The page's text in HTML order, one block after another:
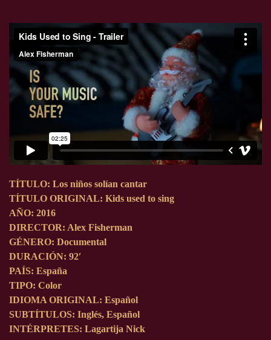
TÍTULO: Los niños solían cantar
TÍTULO ORIGINAL: Kids used to sing
AÑO: 2016
DIRECTOR: Alex Fisherman
GÉNERO: Documental
DURACIÓN: 92′
PAÍS: España
TIPO: Color
IDIOMA ORIGINAL: Español
SUBTÍTULOS: Inglés, Español
INTÉRPRETES: Lagartija Nick